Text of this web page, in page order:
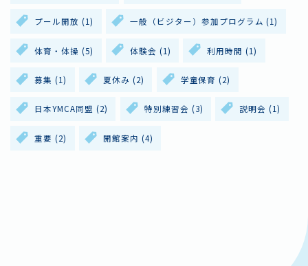
ボランティア プライバシーポリシー
プール開放 (1) 一般（ビジター）参加プログラム (1)
体育・体操 (5) 体験会 (1) 利用時間 (1)
募集 (1) 夏休み (2) 学童保育 (2)
日本YMCA同盟 (2) 特別練習会 (3) 説明会 (1)
重要 (2) 開館案内 (4)